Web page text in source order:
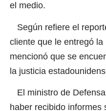
el medio.
Según refiere el
cliente que le entregó
mencionó que se
la justicia
El ministro de
haber recibido informes